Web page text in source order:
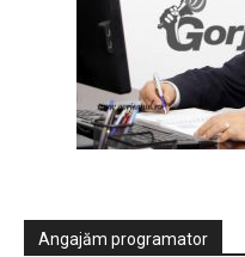
Angajăm programator